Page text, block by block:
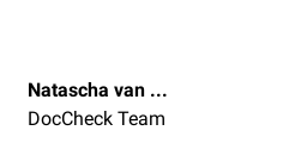
Natascha van den Höfel
DocCheck Team